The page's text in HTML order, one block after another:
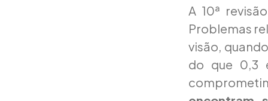
A 10ª
Problemas
visão,
do que 0,3